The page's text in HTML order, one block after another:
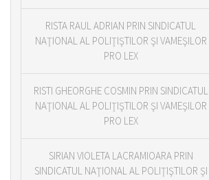
RISTA RAUL ADRIAN PRIN SINDICATUL
NAŢIONAL AL POLIŢIŞTILOR ŞI VAMEŞILOR
PRO LEX
RISTI GHEORGHE COSMIN PRIN SINDICATUL
NAŢIONAL AL POLIŢIŞTILOR ŞI VAMEŞILOR
PRO LEX
SIRIAN VIOLETA LACRAMIOARA PRIN
SINDICATUL NAŢIONAL AL POLIŢIŞTILOR ŞI